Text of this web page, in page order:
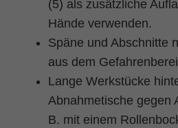
(5) als zusätzliche
Hände verwenden.
Späne und Abschnitte
aus dem
Lange Werkstücke
Abnahmetische gegen
B. mit einem